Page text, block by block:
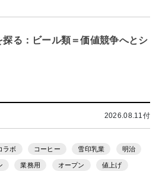
る：ビール類＝価値競争へとシ
2026.08.11付
ラボ コーヒー 雪印乳業 明治
業務用 オープン 値上げ